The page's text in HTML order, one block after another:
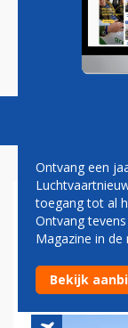
Magazine
Ontvang een
toegang tot al
Ontvang
Magazine in
Bekijk